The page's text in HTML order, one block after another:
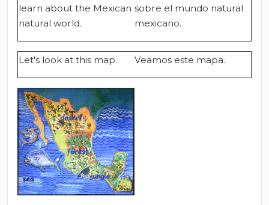
learn about the Mexican
natural world.
sobre el mundo natural
mexicano.
Let's look at this map. Veamos este mapa.